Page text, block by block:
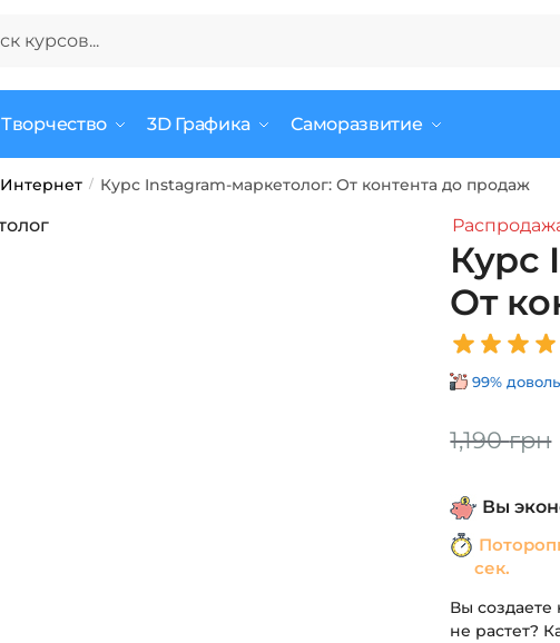
Творчество 3D Графика Саморазвитие
Интернет / Курс Instagram-маркетолог: От контента до продаж
Курс
От
99%
1,190грн
Вы
сек.
Вы создаете
не растет?